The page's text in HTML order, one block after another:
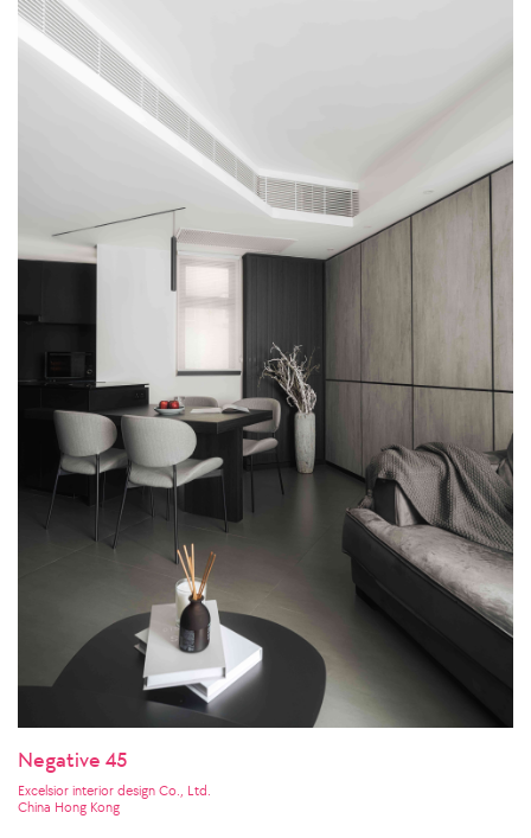
Negative 45
Excelsior interior design Co., Ltd.
China Hong Kong